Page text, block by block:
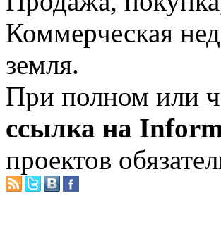
Коммерческая
земля.
При полном или
ссылка на
проектов